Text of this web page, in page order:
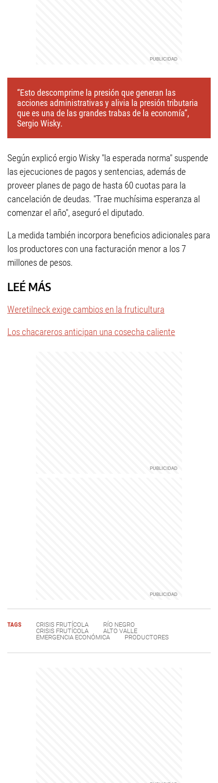
“Esto descomprime la presión que generan las
acciones administrativas y alivia la presión tributaria
que es una de las grandes trabas de la economía”,
Sergio Wisky.
Según explicó ergio Wisky "la esperada norma" suspende
las ejecuciones de pagos y sentencias, además de
proveer planes de pago de hasta 60 cuotas para la
cancelación de deudas. "Trae muchísima esperanza al
comenzar el año", aseguró el diputado.
La medida también incorpora beneficios adicionales para
los productores con una facturación menor a los 7
millones de pesos.
LEÉ MÁS
Weretilneck exige cambios en la fruticultura
Los chacareros anticipan una cosecha caliente
TAGS CRISIS FRUTÍCOLA
RÍO NEGRO
CRISIS FRUTÍCOLA
ALTO VALLE
EMERGENCIA ECONÓMICA
PRODUCTORES